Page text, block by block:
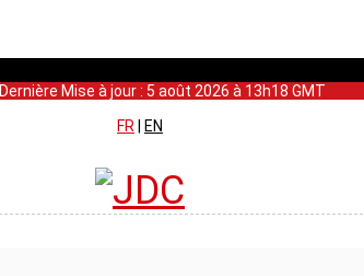
Dernière Mise à jour : 5 août 2026 à 13h18 GMT
FR
EN